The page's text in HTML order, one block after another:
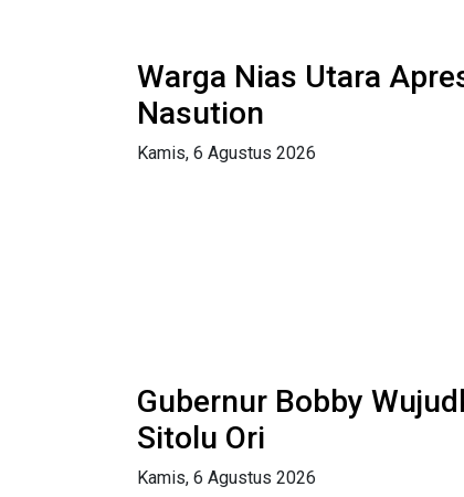
Warga Nias Utara
Nasution
Kamis, 6 Agustus 2026
Gubernur Bobby
Sitolu Ori
Kamis, 6 Agustus 2026